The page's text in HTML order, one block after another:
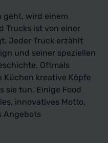
geht, wird einem
Trucks ist von einer
Jeder Truck erzählt
und seiner speziellen
Oftmals
kreative Köpfe
sie tun. Einige Food
innovatives Motto,
Angebots